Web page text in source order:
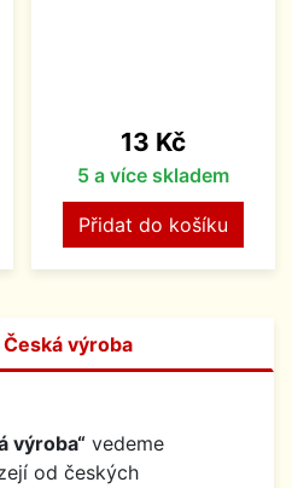
Cena
13 Kč
5 a více skladem
Přidat do košíku
výroba
výroba“ vedeme
od českých